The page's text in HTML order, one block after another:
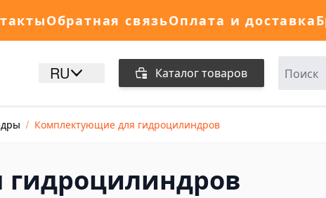
Обратная связьОплата и доставка
RU Каталог товаров
/ Комплектующие для гидроцилиндров